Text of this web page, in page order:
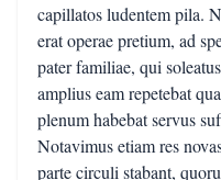
capillatos ludentem pila.
erat operae pretium, ad
pater familiae, qui
amplius eam repetebat
plenum habebat servus
Notavimus etiam res
parte circuli stabant,